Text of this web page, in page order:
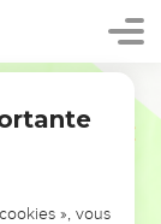
», vous